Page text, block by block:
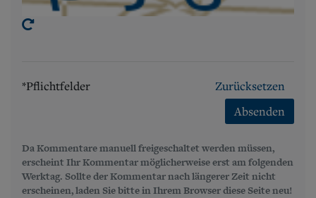
*Pflichtfelder
Zurücksetzen
Absenden
Da Kommentare manuell freigeschaltet werden müssen,
erscheint Ihr Kommentar möglicherweise erst am folgenden
Werktag. Sollte der Kommentar nach längerer Zeit nicht
erscheinen, laden Sie bitte in Ihrem Browser diese Seite neu!